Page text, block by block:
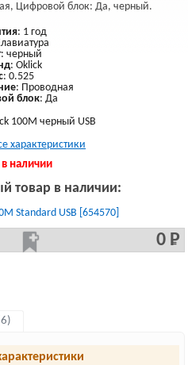
Цифровой блок: Да, черный.
: 1 год
: черный
: Oklick
: 0.525
: Проводная
блок: Да
100M черный USB
характеристики
наличии
товар в наличии:
Standard USB [654570]
0 Р